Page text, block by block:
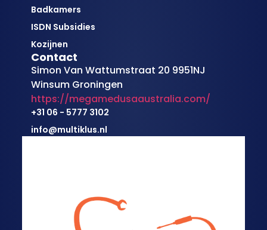
Badkamers
ISDN Subsidies
Kozijnen
Contact
Simon Van Wattumstraat 20 9951NJ
Winsum Groningen
https://megamedusaaustralia.com/
+31 06 - 5777 3102
info@multiklus.nl